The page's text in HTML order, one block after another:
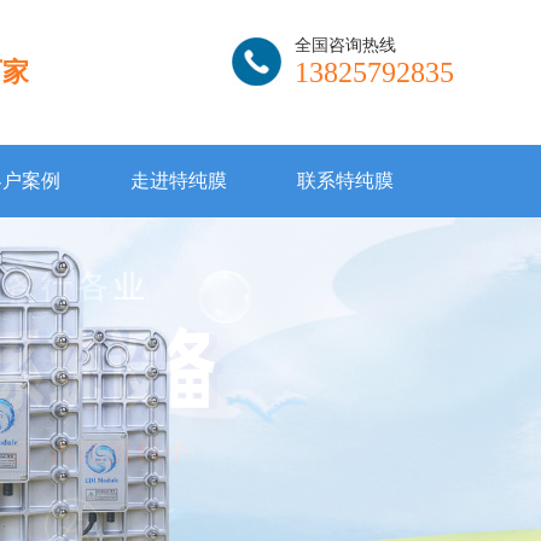
全国咨询热线
13825792835
案例 走进特纯膜 联系特纯膜